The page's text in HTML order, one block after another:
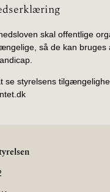
skal offentlige
så de kan bruges
se styrelsens